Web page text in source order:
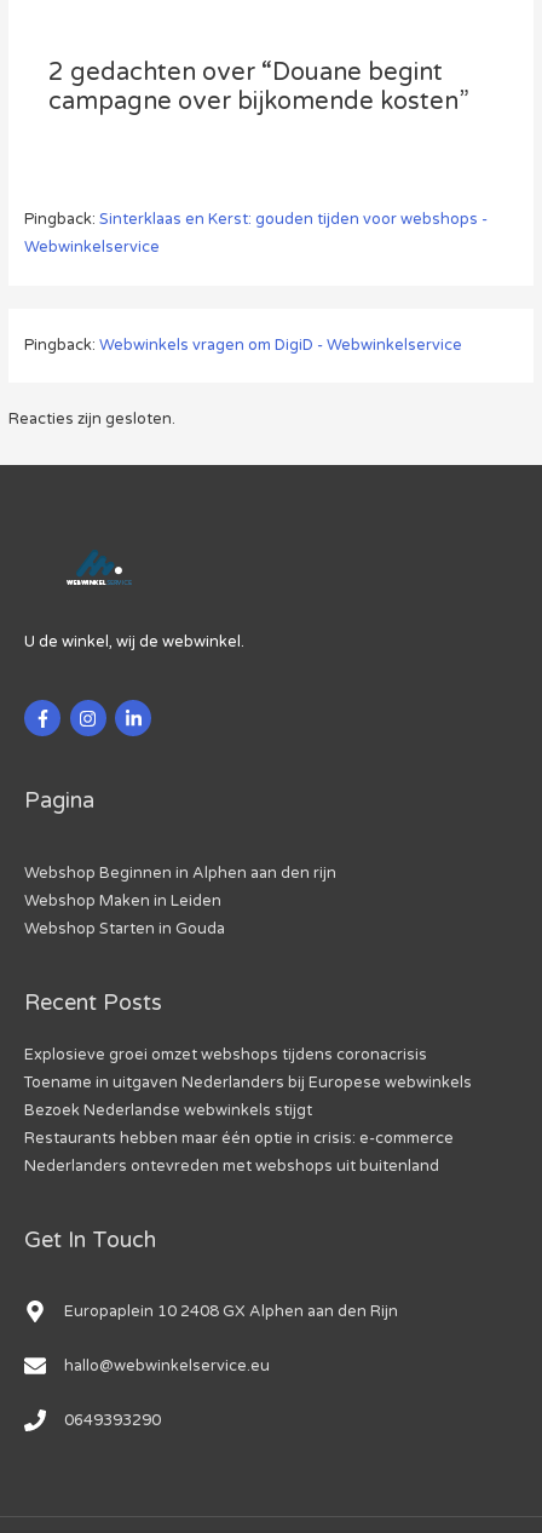
2 gedachten over “Douane begint
campagne over bijkomende kosten”
Pingback: Sinterklaas en Kerst: gouden tijden voor webshops -
Webwinkelservice
Pingback: Webwinkels vragen om DigiD - Webwinkelservice
Reacties zijn gesloten.
U de winkel, wij de webwinkel.
Pagina
Webshop Beginnen in Alphen aan den rijn
Webshop Maken in Leiden
Webshop Starten in Gouda
Recent Posts
Explosieve groei omzet webshops tijdens coronacrisis
Toename in uitgaven Nederlanders bij Europese webwinkels
Bezoek Nederlandse webwinkels stijgt
Restaurants hebben maar één optie in crisis: e-commerce
Nederlanders ontevreden met webshops uit buitenland
Get In Touch
Europaplein 10 2408 GX Alphen aan den Rijn
hallo@webwinkelservice.eu
0649393290